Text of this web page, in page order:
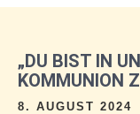
„DU BIST IN
KOMMUNION
8. AUGUST 2024